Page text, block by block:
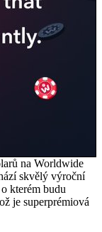
na Worldwide
skvělý výroční
kterém budu
je superprémiová